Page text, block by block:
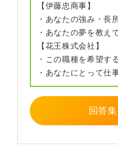
また志望動機では「目
容に強く魅力を感じ、
成したい」という熱意
献意欲を伝えられます
0
【伊藤忠商事】
・あなたの強み・長
・あなたの夢を教え
【花王株式会社】
・この職種を希望す
・あなたにとって仕
回答